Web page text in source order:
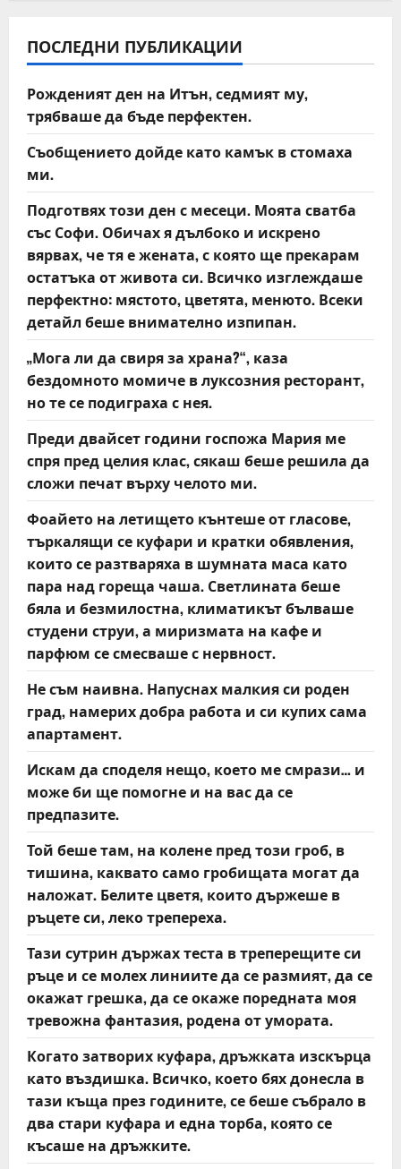
v
i
g
a
t
i
o
n
ПОСЛЕДНИ ПУБЛИКАЦИИ
Рожденият ден на Итън, седмият му,
трябваше да бъде перфектен.
Съобщението дойде като камък в стомаха
ми.
Подготвях този ден с месеци. Моята сватба
със Софи. Обичах я дълбоко и искрено
вярвах, че тя е жената, с която ще прекарам
остатъка от живота си. Всичко изглеждаше
перфектно: мястото, цветята, менюто. Всеки
детайл беше внимателно изпипан.
„Мога ли да свиря за храна?“, каза
бездомното момиче в луксозния ресторант,
но те се подиграха с нея.
Преди двайсет години госпожа Мария ме
спря пред целия клас, сякаш беше решила да
сложи печат върху челото ми.
Фоайето на летището кънтеше от гласове,
търкалящи се куфари и кратки обявления,
които се разтваряха в шумната маса като
пара над гореща чаша. Светлината беше
бяла и безмилостна, климатикът бълваше
студени струи, а миризмата на кафе и
парфюм се смесваше с нервност.
Не съм наивна. Напуснах малкия си роден
град, намерих добра работа и си купих сама
апартамент.
Искам да споделя нещо, което ме смрази… и
може би ще помогне и на вас да се
предпазите.
Той беше там, на колене пред този гроб, в
тишина, каквато само гробищата могат да
наложат. Белите цветя, които държеше в
ръцете си, леко трепереха.
Тази сутрин държах теста в треперещите си
ръце и се молех линиите да се размият, да се
окажат грешка, да се окаже поредната моя
тревожна фантазия, родена от умората.
Когато затворих куфара, дръжката изскърца
като въздишка. Всичко, което бях донесла в
тази къща през годините, се беше събрало в
два стари куфара и една торба, която се
късаше на дръжките.